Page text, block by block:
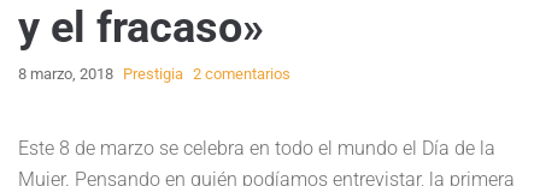
y el fracaso»
8 marzo, 2018 Prestigia 2 comentarios
Este 8 de marzo se celebra en todo el mundo el Día de la
Mujer. Pensando en quién podíamos entrevistar, la primera